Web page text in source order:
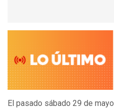
El pasado sábado 29 de mayo